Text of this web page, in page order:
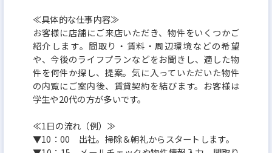
≪具体的な仕事内容≫
お客様に店舗にご来店いただき、物件をいくつかご
紹介します。間取り・賃料・周辺環境などの希望
や、今後のライフプランなどをお聞きし、適した物
件を何件か探し、提案。気に入っていただいた物件
の内覧にご案内後、賃貸契約を結びます。お客様は
学生や20代の方が多いです。
≪1日の流れ（例）≫
▼10：00 出社。掃除＆朝礼からスタートします。